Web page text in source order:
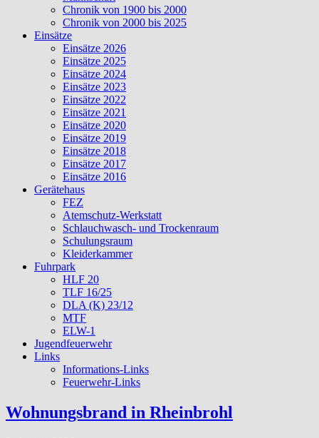
Chronik von 1900 bis 2000
Chronik von 2000 bis 2025
Einsätze
Einsätze 2026
Einsätze 2025
Einsätze 2024
Einsätze 2023
Einsätze 2022
Einsätze 2021
Einsätze 2020
Einsätze 2019
Einsätze 2018
Einsätze 2017
Einsätze 2016
Gerätehaus
FEZ
Atemschutz-Werkstatt
Schlauchwasch- und Trockenraum
Schulungsraum
Kleiderkammer
Fuhrpark
HLF 20
TLF 16/25
DLA (K) 23/12
MTF
ELW-1
Jugendfeuerwehr
Links
Informations-Links
Feuerwehr-Links
Wohnungsbrand in Rheinbrohl